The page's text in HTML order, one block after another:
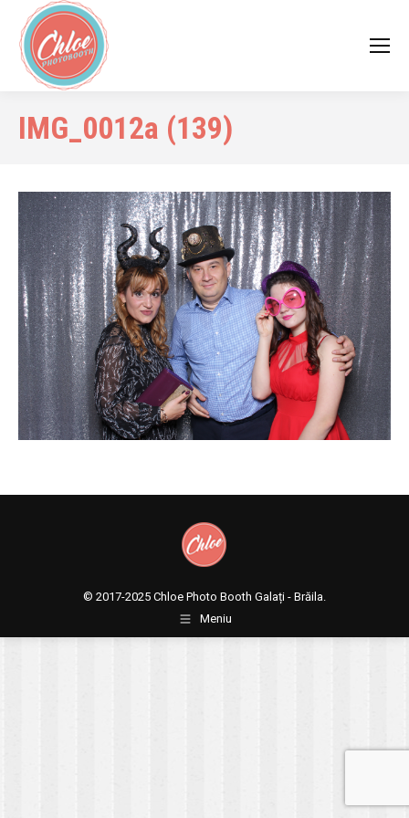
IMG_0012a (139)
© 2017-2025 Chloe Photo Booth Galați - Brăila.
Meniu